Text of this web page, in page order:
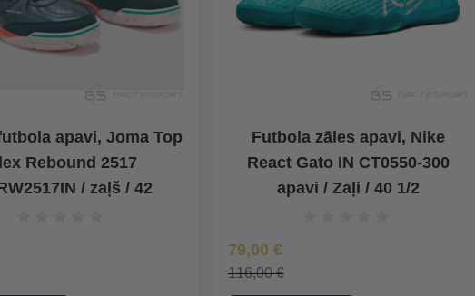
apavi, Joma Top
Rebound 2517
/ zaļš / 42
Futbola zāles apavi, Nike
React Gato IN CT0550-300
apavi / Zaļi / 40 1/2
Special Price
79,00 €
116,00 €